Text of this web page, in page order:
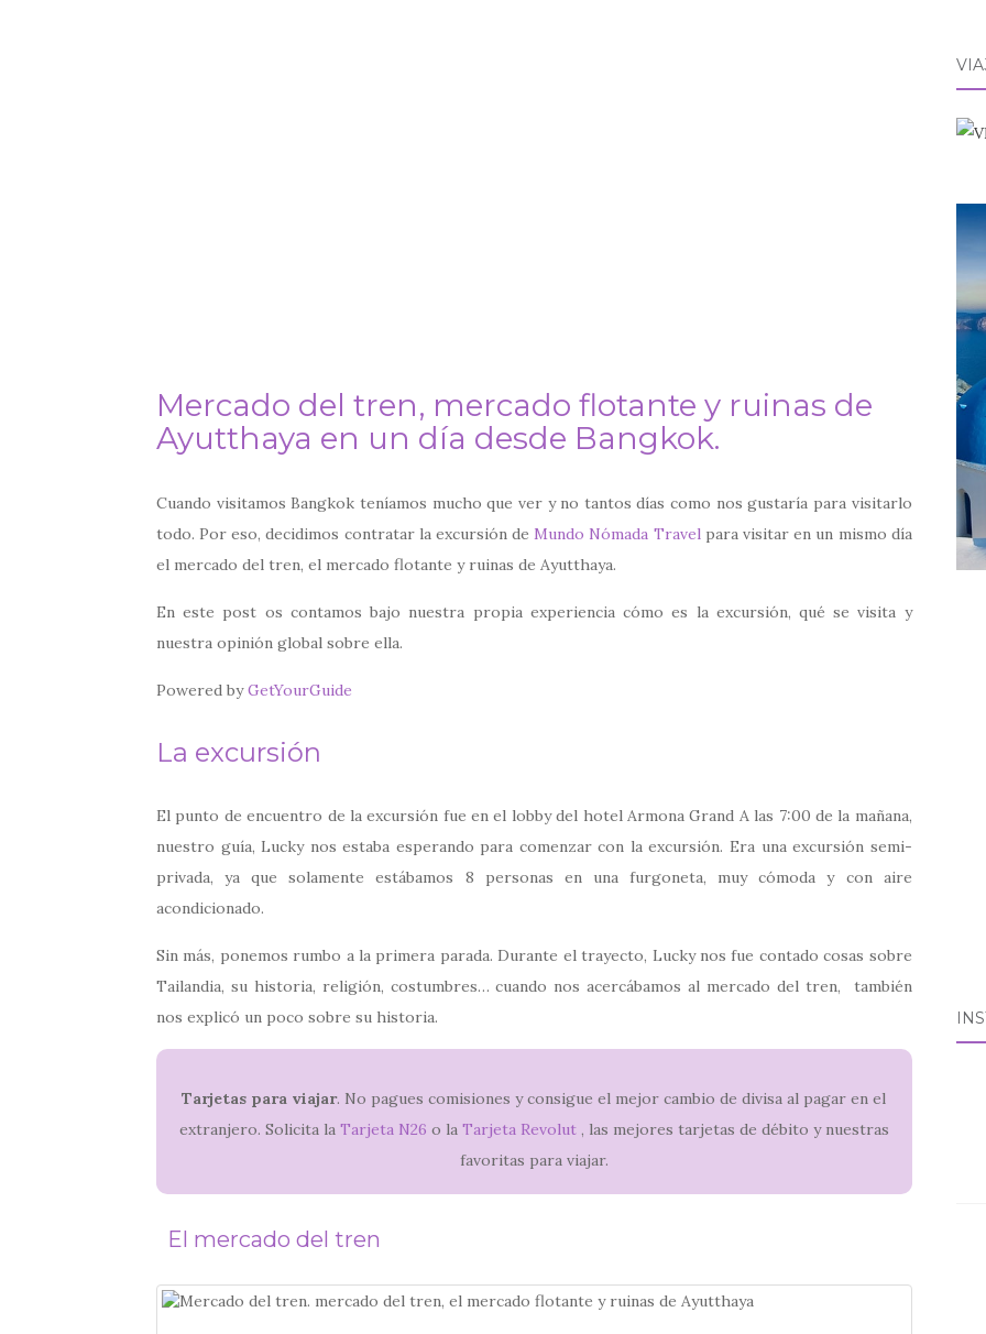
Mercado del tren, mercado flotante y ruinas de
Ayutthaya en un día desde Bangkok.
Cuando visitamos Bangkok teníamos mucho que ver y no tantos días como nos gustaría para visitarlo
todo. Por eso, decidimos contratar la excursión de Mundo Nómada Travel para visitar en un mismo día
el mercado del tren, el mercado flotante y ruinas de Ayutthaya.
En este post os contamos bajo nuestra propia experiencia cómo es la excursión, qué se visita y
nuestra opinión global sobre ella.
Powered byGetYourGuide
La excursión
El punto de encuentro de la excursión fue en el lobby del hotel Armona Grand A las 7:00 de la mañana,
nuestro guía, Lucky nos estaba esperando para comenzar con la excursión. Era una excursión semi-
privada, ya que solamente estábamos 8 personas en una furgoneta, muy cómoda y con aire
acondicionado.
Sin más, ponemos rumbo a la primera parada. Durante el trayecto, Lucky nos fue contado cosas sobre
Tailandia, su historia, religión, costumbres… cuando nos acercábamos al mercado del tren, también
nos explicó un poco sobre su historia.
Tarjetas para viajar. No pagues comisiones y consigue el mejor cambio de divisa al pagar en el
extranjero. Solicita la Tarjeta N26 o la Tarjeta Revolut, las mejores tarjetas de débito y nuestras
favoritas para viajar.
El mercado del tren